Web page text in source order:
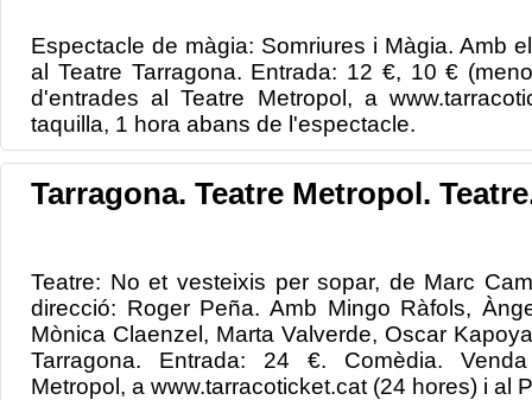
Espectacle de màgia: Somriures i Màgia. Amb
al Teatre Tarragona. Entrada: 12 €, 10 €
d'entrades al Teatre Metropol, a
taquilla, 1 hora abans de l'espectacle.
Tarragona. Teatre Metropol.
Teatre: No et vesteixis per sopar, de Marc
direcció: Roger Peña. Amb Mingo Ràfols,
Mònica Claenzel, Marta Valverde, Oscar
Tarragona. Entrada: 24 €. Comèdia.
Metropol, a www.tarracoticket.cat (24 hores) i al